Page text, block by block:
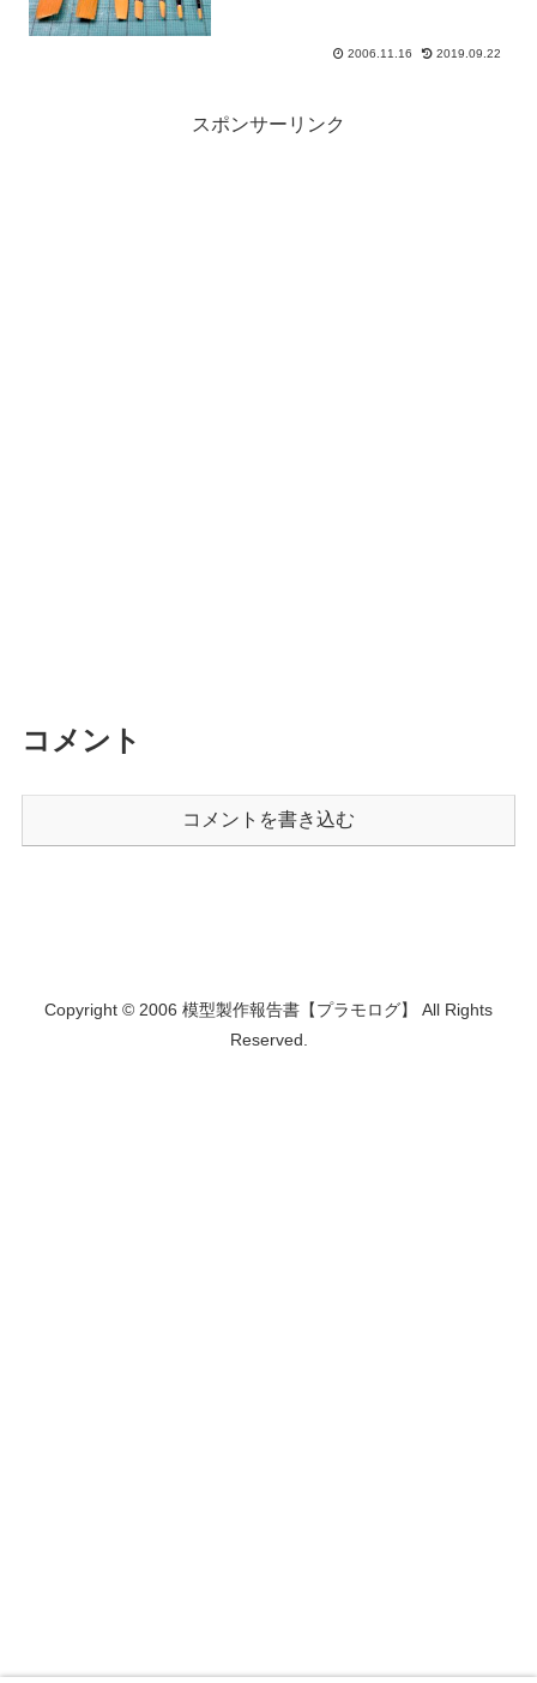
んだ方がいいような大きな物しか使った
2006.11.16 2019.09.22
スポンサーリンク
コメント
コメントを書き込む
Copyright © 2006 模型製作報告書【プラモログ】 All Rights
Reserved.